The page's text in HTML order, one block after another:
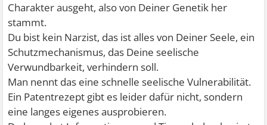
Charakter ausgeht, also von Deiner Genetik her
stammt.
Du bist kein Narzist, das ist alles von Deiner Seele, ein
Schutzmechanismus, das Deine seelische
Verwundbarkeit, verhindern soll.
Man nennt das eine schnelle seelische Vulnerabilität.
Ein Patentrezept gibt es leider dafür nicht, sondern
eine langes eigenes ausprobieren.